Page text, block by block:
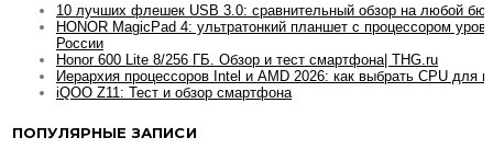
10 лучших флешек USB 3.0: сравнительный обзор на любой
HONOR MagicPad 4: ультратонкий планшет с процессором
России
Honor 600 Lite 8/256 ГБ. Обзор и тест смартфона| THG.ru
Иерархия процессоров Intel и AMD 2026: как выбрать CPU для
iQOO Z11: Тест и обзор смартфона
ПОПУЛЯРНЫЕ ЗАПИСИ